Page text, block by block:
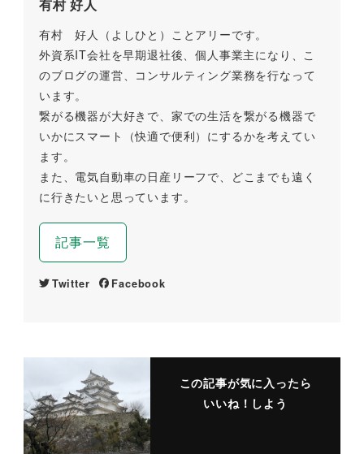
有村 好人
有村 好人（よしひと）ことアリーです。
外資系IT会社を早期退社後、個人事業主になり、こ
のブログの運営、コンサルティング業務を行なって
います。
繋がる機器が大好きで、家での生活を繋がる機器で
いかにスマート（快適で便利）にするかを考えてい
ます。
また、電気自動車の日産リーフで、どこまでも遠く
に行きたいと思っています。
記事一覧
Twitter Facebook
この記事が気に入ったら
いいね！しよう